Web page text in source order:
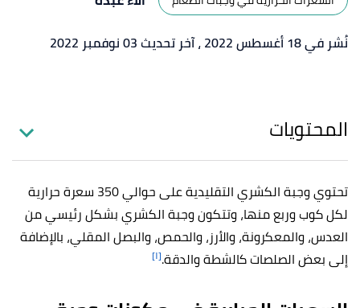
نُشر في 18 أغسطس 2022
، آخر تحديث 03 نوفمبر 2022
المحتويات
تحتوي وجبة الكشري التقليدية على حوالي 350 سعرة حرارية
لكل كوب وربع منها، وتتكون وجبة الكشري بشكل رئيسي من
العدس، والمعكرونة، والأرز، والحمص، والبصل المقلي، بالإضافة
إلى بعض الصلصات كالشطة والدقة.[١]